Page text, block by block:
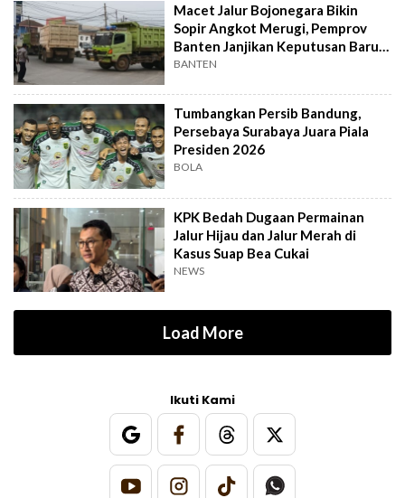
Macet Jalur Bojonegara Bikin
Sopir Angkot Merugi, Pemprov
Banten Janjikan Keputusan Baru 4
Hari Lagi
BANTEN
Tumbangkan Persib Bandung,
Persebaya Surabaya Juara Piala
Presiden 2026
BOLA
KPK Bedah Dugaan Permainan
Jalur Hijau dan Jalur Merah di
Kasus Suap Bea Cukai
NEWS
Load More
Ikuti Kami